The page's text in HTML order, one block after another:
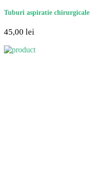
Tuburi aspiratie chirurgicale
45,00 lei